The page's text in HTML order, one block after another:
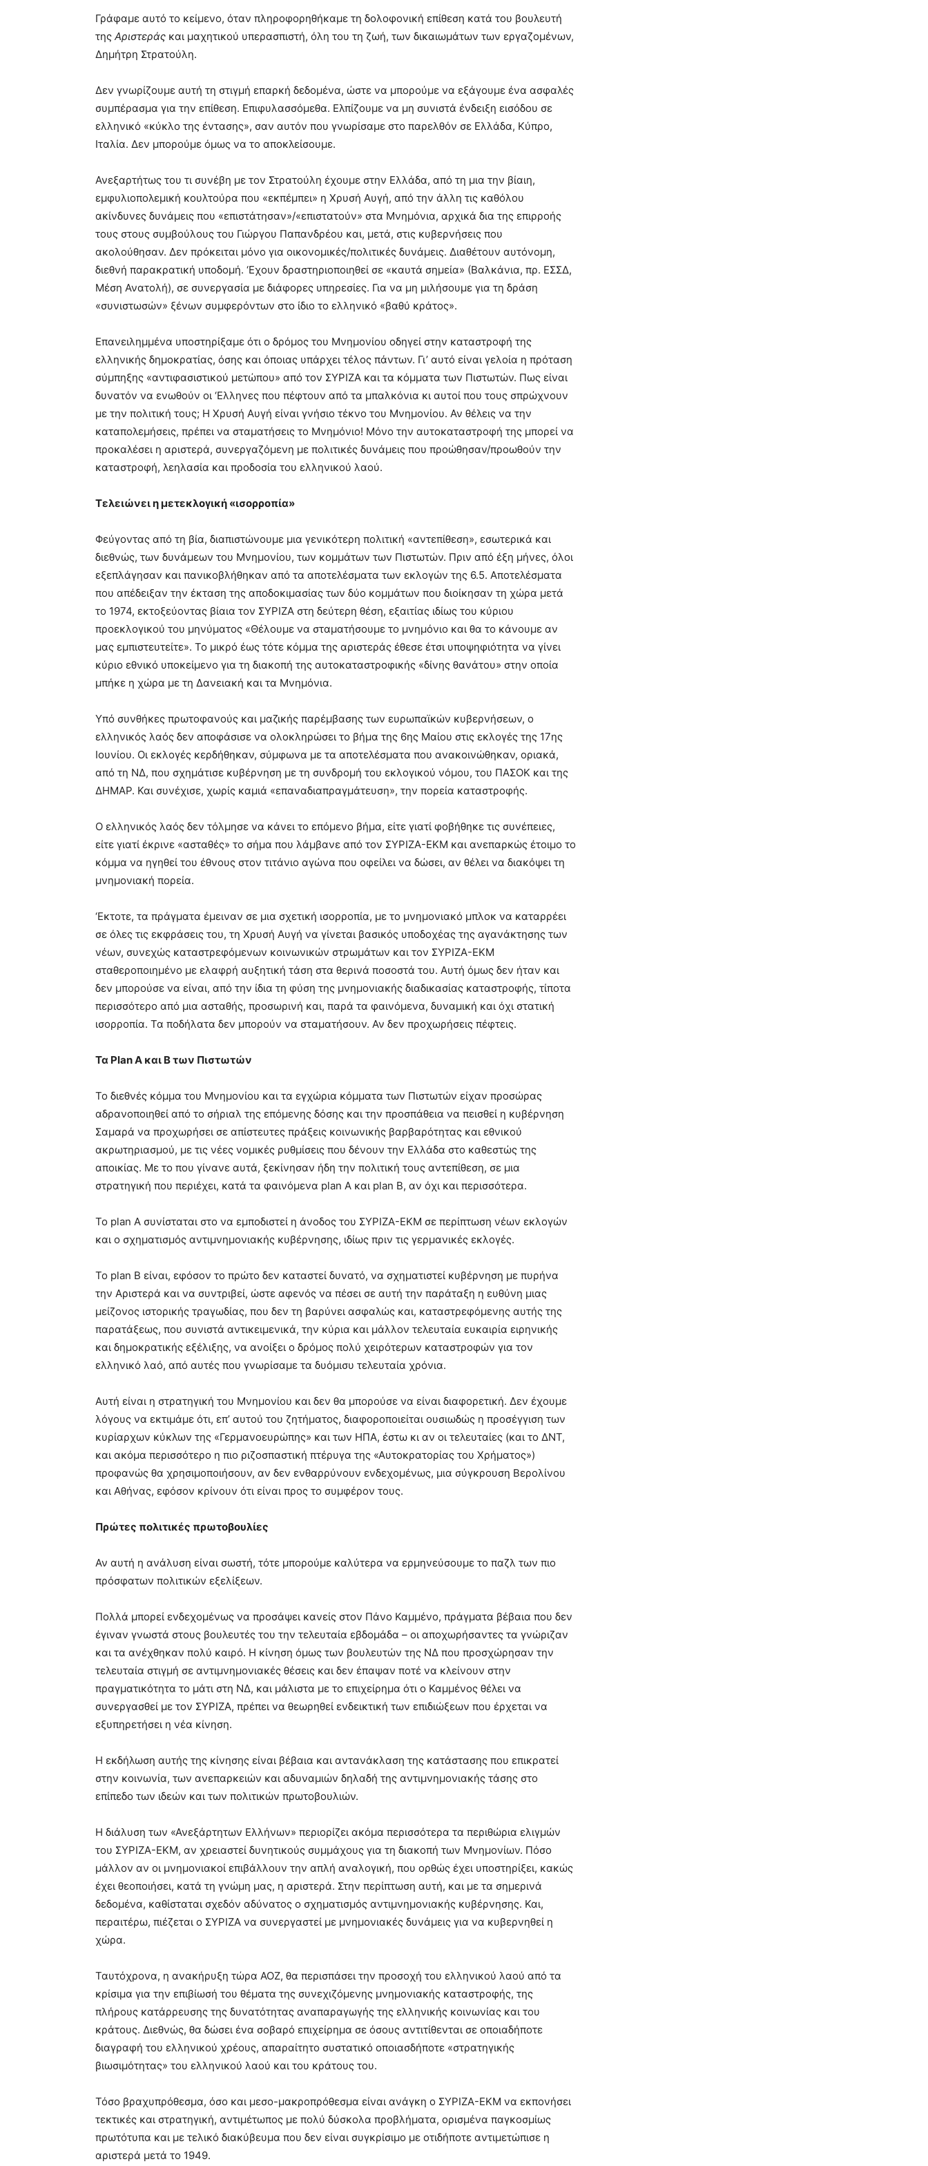
Γράφαμε αυτό το κείμενο, όταν πληροφορηθήκαμε τη δολοφονική επίθεση κατά του βουλευτή
της Αριστεράς και μαχητικού υπερασπιστή, όλη του τη ζωή, των δικαιωμάτων των εργαζομένων,
Δημήτρη Στρατούλη.
Δεν γνωρίζουμε αυτή τη στιγμή επαρκή δεδομένα, ώστε να μπορούμε να εξάγουμε ένα ασφαλές
συμπέρασμα για την επίθεση. Eπιφυλασσόμεθα. Ελπίζουμε να μη συνιστά ένδειξη εισόδου σε
ελληνικό «κύκλο της έντασης», σαν αυτόν που γνωρίσαμε στο παρελθόν σε Ελλάδα, Κύπρο,
Ιταλία. Δεν μπορούμε όμως να το αποκλείσουμε.
Ανεξαρτήτως του τι συνέβη με τον Στρατούλη έχουμε στην Ελλάδα, από τη μια την βίαιη,
εμφυλιοπολεμική κουλτούρα που «εκπέμπει» η Χρυσή Αυγή, από την άλλη τις καθόλου
ακίνδυνες δυνάμεις που «επιστάτησαν»/«επιστατούν» στα Μνημόνια, αρχικά δια της επιρροής
τους στους συμβούλους του Γιώργου Παπανδρέου και, μετά, στις κυβερνήσεις που
ακολούθησαν. Δεν πρόκειται μόνο για οικονομικές/πολιτικές δυνάμεις. Διαθέτουν αυτόνομη,
διεθνή παρακρατική υποδομή. ‘Εχουν δραστηριοποιηθεί σε «καυτά σημεία» (Βαλκάνια, πρ. ΕΣΣΔ,
Μέση Ανατολή), σε συνεργασία με διάφορες υπηρεσίες. Για να μη μιλήσουμε για τη δράση
«συνιστωσών» ξένων συμφερόντων στο ίδιο το ελληνικό «βαθύ κράτος».
Επανειλημμένα υποστηρίξαμε ότι ο δρόμος του Μνημονίου οδηγεί στην καταστροφή της
ελληνικής δημοκρατίας, όσης και όποιας υπάρχει τέλος πάντων. Γι’ αυτό είναι γελοία η πρόταση
σύμπηξης «αντιφασιστικού μετώπου» από τον ΣΥΡΙΖΑ και τα κόμματα των Πιστωτών. Πως είναι
δυνατόν να ενωθούν οι ‘Ελληνες που πέφτουν από τα μπαλκόνια κι αυτοί που τους σπρώχνουν
με την πολιτική τους; Η Χρυσή Αυγή είναι γνήσιο τέκνο του Μνημονίου. Αν θέλεις να την
καταπολεμήσεις, πρέπει να σταματήσεις το Μνημόνιο! Μόνο την αυτοκαταστροφή της μπορεί να
προκαλέσει η αριστερά, συνεργαζόμενη με πολιτικές δυνάμεις που προώθησαν/προωθούν την
καταστροφή, λεηλασία και προδοσία του ελληνικού λαού.
Τελειώνει η μετεκλογική «ισορροπία»
Φεύγοντας από τη βία, διαπιστώνουμε μια γενικότερη πολιτική «αντεπίθεση», εσωτερικά και
διεθνώς, των δυνάμεων του Μνημονίου, των κομμάτων των Πιστωτών. Πριν από έξη μήνες, όλοι
εξεπλάγησαν και πανικοβλήθηκαν από τα αποτελέσματα των εκλογών της 6.5. Αποτελέσματα
που απέδειξαν την έκταση της αποδοκιμασίας των δύο κομμάτων που διοίκησαν τη χώρα μετά
το 1974, εκτοξεύοντας βίαια τον ΣΥΡΙΖΑ στη δεύτερη θέση, εξαιτίας ιδίως του κύριου
προεκλογικού του μηνύματος «Θέλουμε να σταματήσουμε το μνημόνιο και θα το κάνουμε αν
μας εμπιστευτείτε». Το μικρό έως τότε κόμμα της αριστεράς έθεσε έτσι υποψηφιότητα να γίνει
κύριο εθνικό υποκείμενο για τη διακοπή της αυτοκαταστροφικής «δίνης θανάτου» στην οποία
μπήκε η χώρα με τη Δανειακή και τα Μνημόνια.
Υπό συνθήκες πρωτοφανούς και μαζικής παρέμβασης των ευρωπαϊκών κυβερνήσεων, ο
ελληνικός λαός δεν αποφάσισε να ολοκληρώσει το βήμα της 6ης Μαίου στις εκλογές της 17ης
Ιουνίου. Οι εκλογές κερδήθηκαν, σύμφωνα με τα αποτελέσματα που ανακοινώθηκαν, οριακά,
από τη ΝΔ, που σχημάτισε κυβέρνηση με τη συνδρομή του εκλογικού νόμου, του ΠΑΣΟΚ και της
ΔΗΜΑΡ. Και συνέχισε, χωρίς καμιά «επαναδιαπραγμάτευση», την πορεία καταστροφής.
Ο ελληνικός λαός δεν τόλμησε να κάνει το επόμενο βήμα, είτε γιατί φοβήθηκε τις συνέπειες,
είτε γιατί έκρινε «ασταθές» το σήμα που λάμβανε από τον ΣΥΡΙΖΑ-ΕΚΜ και ανεπαρκώς έτοιμο το
κόμμα να ηγηθεί του έθνους στον τιτάνιο αγώνα που οφείλει να δώσει, αν θέλει να διακόψει τη
μνημονιακή πορεία.
‘Εκτοτε, τα πράγματα έμειναν σε μια σχετική ισορροπία, με το μνημονιακό μπλοκ να καταρρέει
σε όλες τις εκφράσεις του, τη Χρυσή Αυγή να γίνεται βασικός υποδοχέας της αγανάκτησης των
νέων, συνεχώς καταστρεφόμενων κοινωνικών στρωμάτων και τον ΣΥΡΙΖΑ-ΕΚΜ
σταθεροποιημένο με ελαφρή αυξητική τάση στα θερινά ποσοστά του. Αυτή όμως δεν ήταν και
δεν μπορούσε να είναι, από την ίδια τη φύση της μνημονιακής διαδικασίας καταστροφής, τίποτα
περισσότερο από μια ασταθής, προσωρινή και, παρά τα φαινόμενα, δυναμική και όχι στατική
ισορροπία. Τα ποδήλατα δεν μπορούν να σταματήσουν. Αν δεν προχωρήσεις πέφτεις.
Τα Plan A και B των Πιστωτών
Το διεθνές κόμμα του Μνημονίου και τα εγχώρια κόμματα των Πιστωτών είχαν προσώρας
αδρανοποιηθεί από το σήριαλ της επόμενης δόσης και την προσπάθεια να πεισθεί η κυβέρνηση
Σαμαρά να προχωρήσει σε απίστευτες πράξεις κοινωνικής βαρβαρότητας και εθνικού
ακρωτηριασμού, με τις νέες νομικές ρυθμίσεις που δένουν την Ελλάδα στο καθεστώς της
αποικίας. Με το που γίνανε αυτά, ξεκίνησαν ήδη την πολιτική τους αντεπίθεση, σε μια
στρατηγική που περιέχει, κατά τα φαινόμενα plan A και plan B, αν όχι και περισσότερα.
To plan A συνίσταται στο να εμποδιστεί η άνοδος του ΣΥΡΙΖΑ-ΕΚΜ σε περίπτωση νέων εκλογών
και ο σχηματισμός αντιμνημονιακής κυβέρνησης, ιδίως πριν τις γερμανικές εκλογές.
Το plan B είναι, εφόσον το πρώτο δεν καταστεί δυνατό, να σχηματιστεί κυβέρνηση με πυρήνα
την Αριστερά και να συντριβεί, ώστε αφενός να πέσει σε αυτή την παράταξη η ευθύνη μιας
μείζονος ιστορικής τραγωδίας, που δεν τη βαρύνει ασφαλώς και, καταστρεφόμενης αυτής της
παρατάξεως, που συνιστά αντικειμενικά, την κύρια και μάλλον τελευταία ευκαιρία ειρηνικής
και δημοκρατικής εξέλιξης, να ανοίξει ο δρόμος πολύ χειρότερων καταστροφών για τον
ελληνικό λαό, από αυτές που γνωρίσαμε τα δυόμισυ τελευταία χρόνια.
Αυτή είναι η στρατηγική του Μνημονίου και δεν θα μπορούσε να είναι διαφορετική. Δεν έχουμε
λόγους να εκτιμάμε ότι, επ’ αυτού του ζητήματος, διαφοροποιείται ουσιωδώς η προσέγγιση των
κυρίαρχων κύκλων της «Γερμανοευρώπης» και των ΗΠΑ, έστω κι αν οι τελευταίες (και το ΔΝΤ,
και ακόμα περισσότερο η πιο ριζοσπαστική πτέρυγα της «Αυτοκρατορίας του Χρήματος»)
προφανώς θα χρησιμοποιήσουν, αν δεν ενθαρρύνουν ενδεχομένως, μια σύγκρουση Βερολίνου
και Αθήνας, εφόσον κρίνουν ότι είναι προς το συμφέρον τους.
Πρώτες πολιτικές πρωτοβουλίες
Αν αυτή η ανάλυση είναι σωστή, τότε μπορούμε καλύτερα να ερμηνεύσουμε το παζλ των πιο
πρόσφατων πολιτικών εξελίξεων.
Πολλά μπορεί ενδεχομένως να προσάψει κανείς στον Πάνο Καμμένο, πράγματα βέβαια που δεν
έγιναν γνωστά στους βουλευτές του την τελευταία εβδομάδα – οι αποχωρήσαντες τα γνώριζαν
και τα ανέχθηκαν πολύ καιρό. Η κίνηση όμως των βουλευτών της ΝΔ που προσχώρησαν την
τελευταία στιγμή σε αντιμνημονιακές θέσεις και δεν έπαψαν ποτέ να κλείνουν στην
πραγματικότητα το μάτι στη ΝΔ, και μάλιστα με το επιχείρημα ότι ο Καμμένος θέλει να
συνεργασθεί με τον ΣΥΡΙΖΑ, πρέπει να θεωρηθεί ενδεικτική των επιδιώξεων που έρχεται να
εξυπηρετήσει η νέα κίνηση.
Η εκδήλωση αυτής της κίνησης είναι βέβαια και αντανάκλαση της κατάστασης που επικρατεί
στην κοινωνία, των ανεπαρκειών και αδυναμιών δηλαδή της αντιμνημονιακής τάσης στο
επίπεδο των ιδεών και των πολιτικών πρωτοβουλιών.
Η διάλυση των «Ανεξάρτητων Ελλήνων» περιορίζει ακόμα περισσότερα τα περιθώρια ελιγμών
του ΣΥΡΙΖΑ-ΕΚΜ, αν χρειαστεί δυνητικούς συμμάχους για τη διακοπή των Μνημονίων. Πόσο
μάλλον αν οι μνημονιακοί επιβάλλουν την απλή αναλογική, που ορθώς έχει υποστηρίξει, κακώς
έχει θεοποιήσει, κατά τη γνώμη μας, η αριστερά. Στην περίπτωση αυτή, και με τα σημερινά
δεδομένα, καθίσταται σχεδόν αδύνατος ο σχηματισμός αντιμνημονιακής κυβέρνησης. Και,
περαιτέρω, πιέζεται ο ΣΥΡΙΖΑ να συνεργαστεί με μνημονιακές δυνάμεις για να κυβερνηθεί η
χώρα.
Ταυτόχρονα, η ανακήρυξη τώρα ΑΟΖ, θα περισπάσει την προσοχή του ελληνικού λαού από τα
κρίσιμα για την επιβίωσή του θέματα της συνεχιζόμενης μνημονιακής καταστροφής, της
πλήρους κατάρρευσης της δυνατότητας αναπαραγωγής της ελληνικής κοινωνίας και του
κράτους. Διεθνώς, θα δώσει ένα σοβαρό επιχείρημα σε όσους αντιτίθενται σε οποιαδήποτε
διαγραφή του ελληνικού χρέους, απαραίτητο συστατικό οποιασδήποτε «στρατηγικής
βιωσιμότητας» του ελληνικού λαού και του κράτους του.
Τόσο βραχυπρόθεσμα, όσο και μεσο-μακροπρόθεσμα είναι ανάγκη ο ΣΥΡΙΖΑ-ΕΚΜ να εκπονήσει
τεκτικές και στρατηγική, αντιμέτωπος με πολύ δύσκολα προβλήματα, ορισμένα παγκοσμίως
πρωτότυπα και με τελικό διακύβευμα που δεν είναι συγκρίσιμο με οτιδήποτε αντιμετώπισε η
αριστερά μετά το 1949.